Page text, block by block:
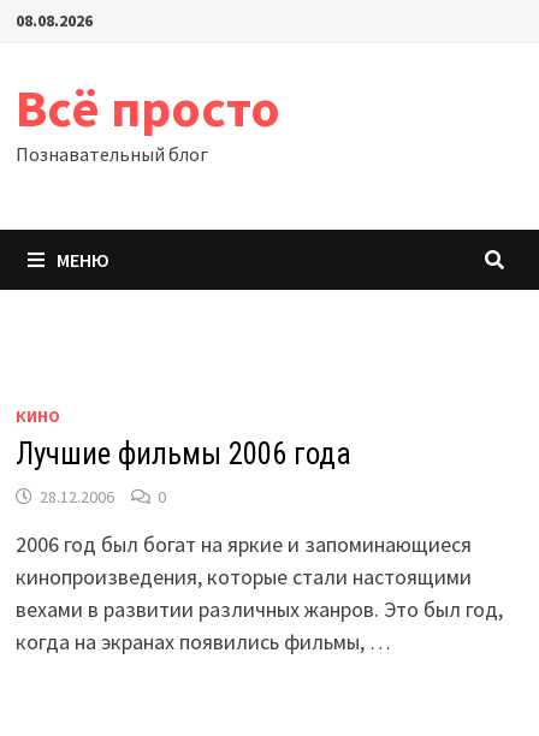
Перейти
08.08.2026
Всё просто
Познавательный блог
МЕНЮ
КИНО
Лучшие фильмы 2006 года
28.12.2006 0
2006 год был богат на яркие и запоминающиеся
кинопроизведения, которые стали настоящими
вехами в развитии различных жанров. Это был год,
когда на экранах появились фильмы, …